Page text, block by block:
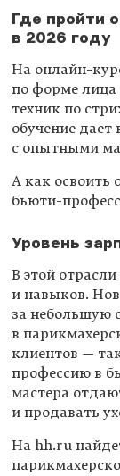
Где пройти
в 2026 году
На онлайн-
по форме лица
техник по
обучение
с опытными
А как освоить
бьюти-
Уровень
В этой
и навыков.
за небольшую
в
клиентов —
профессию в
мастера
и продавать
На hh.ru